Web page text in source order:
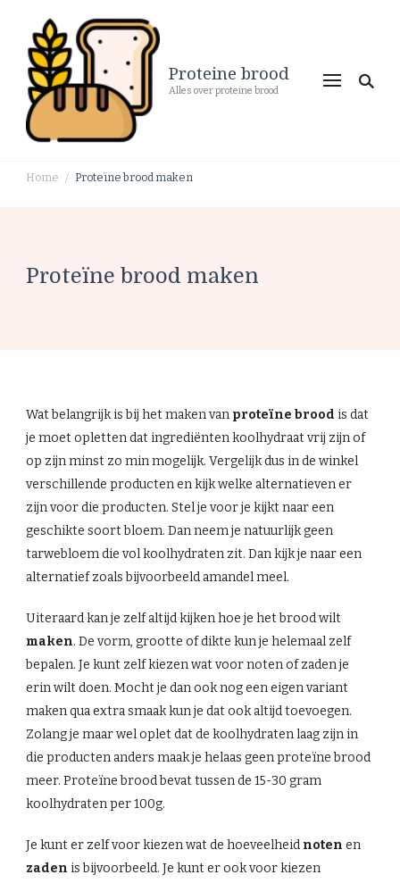
Proteine brood
Alles over proteine brood
Home / Proteïne brood maken
Proteïne brood maken
Wat belangrijk is bij het maken van proteïne brood is dat
je moet opletten dat ingrediënten koolhydraat vrij zijn of
op zijn minst zo min mogelijk. Vergelijk dus in de winkel
verschillende producten en kijk welke alternatieven er
zijn voor die producten. Stel je voor je kijkt naar een
geschikte soort bloem. Dan neem je natuurlijk geen
tarwebloem die vol koolhydraten zit. Dan kijk je naar een
alternatief zoals bijvoorbeeld amandel meel.
Uiteraard kan je zelf altijd kijken hoe je het brood wilt
maken. De vorm, grootte of dikte kun je helemaal zelf
bepalen. Je kunt zelf kiezen wat voor noten of zaden je
erin wilt doen. Mocht je dan ook nog een eigen variant
maken qua extra smaak kun je dat ook altijd toevoegen.
Zolang je maar wel oplet dat de koolhydraten laag zijn in
die producten anders maak je helaas geen proteïne brood
meer. Proteïne brood bevat tussen de 15-30 gram
koolhydraten per 100g.
Je kunt er zelf voor kiezen wat de hoeveelheid noten en
zaden is bijvoorbeeld. Je kunt er ook voor kiezen